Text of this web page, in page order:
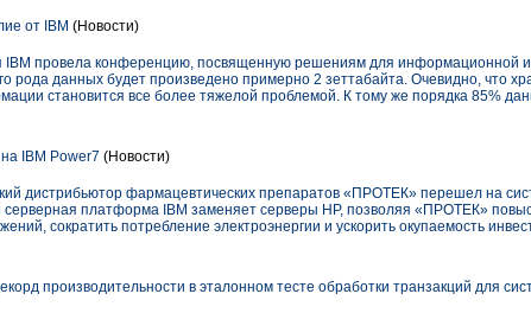
от IBM (Новости)
IBM провела конференцию, посвященную решениям для информационной
рода данных будет произведено примерно 2 зеттабайта. Очевидно, что
становится все более тяжелой проблемой. К тому же порядка 85%
IBM Power7 (Новости)
дистрибьютор фармацевтических препаратов «ПРОТЕК» перешел на
платформа IBM заменяет серверы HP, позволяя «ПРОТЕК»
сократить потребление электроэнергии и ускорить окупаемость
производительности в эталонном тесте обработки транзакций для